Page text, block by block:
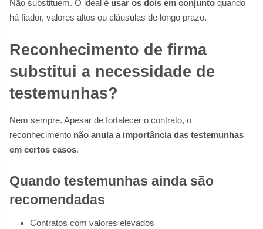
Não substituem. O ideal é usar os dois em conjunto quando
há fiador, valores altos ou cláusulas de longo prazo.
Reconhecimento de firma
substitui a necessidade de
testemunhas?
Nem sempre. Apesar de fortalecer o contrato, o
reconhecimento não anula a importância das testemunhas
em certos casos.
Quando testemunhas ainda são
recomendadas
Contratos com valores elevados